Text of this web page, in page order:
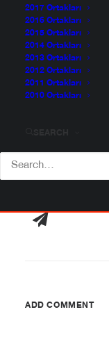
2017 Ortakları
2016 Ortakları
2015 Ortakları
2014 Ortakları
2013 Ortakları
2012 Ortakları
2011 Ortakları
2010 Ortakları
ADD COMMENT